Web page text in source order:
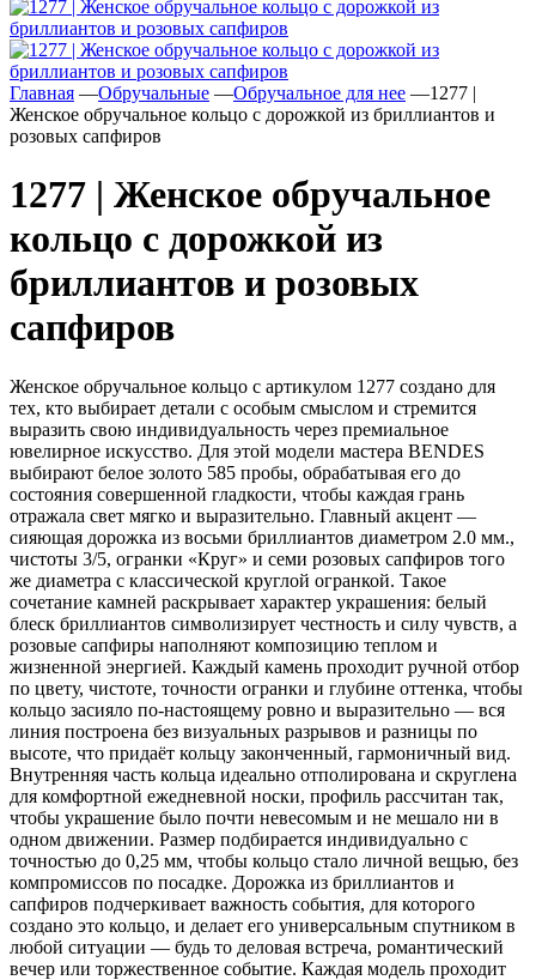
Главная —Обручальные —Обручальное для нее —1277 |
Женское обручальное кольцо с дорожкой из бриллиантов и
розовых сапфиров
1277 | Женское обручальное
кольцо с дорожкой из
бриллиантов и розовых
сапфиров
Женское обручальное кольцо с артикулом 1277 создано для
тех, кто выбирает детали с особым смыслом и стремится
выразить свою индивидуальность через премиальное
ювелирное искусство. Для этой модели мастера BENDES
выбирают белое золото 585 пробы, обрабатывая его до
состояния совершенной гладкости, чтобы каждая грань
отражала свет мягко и выразительно. Главный акцент —
сияющая дорожка из восьми бриллиантов диаметром 2.0 мм.,
чистоты 3/5, огранки «Круг» и семи розовых сапфиров того
же диаметра с классической круглой огранкой. Такое
сочетание камней раскрывает характер украшения: белый
блеск бриллиантов символизирует честность и силу чувств, а
розовые сапфиры наполняют композицию теплом и
жизненной энергией. Каждый камень проходит ручной отбор
по цвету, чистоте, точности огранки и глубине оттенка, чтобы
кольцо засияло по-настоящему ровно и выразительно — вся
линия построена без визуальных разрывов и разницы по
высоте, что придаёт кольцу законченный, гармоничный вид.
Внутренняя часть кольца идеально отполирована и скруглена
для комфортной ежедневной носки, профиль рассчитан так,
чтобы украшение было почти невесомым и не мешало ни в
одном движении. Размер подбирается индивидуально с
точностью до 0,25 мм, чтобы кольцо стало личной вещью, без
компромиссов по посадке. Дорожка из бриллиантов и
сапфиров подчеркивает важность события, для которого
создано это кольцо, и делает его универсальным спутником в
любой ситуации — будь то деловая встреча, романтический
вечер или торжественное событие. Каждая модель проходит